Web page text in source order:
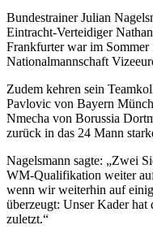
Bundestrainer Julian
Eintracht-Verteidiger
Frankfurter war im
Nationalmannschaft
Zudem kehren sein
Pavlovic von Bayern
Nmecha von Borussia
zurück in das 24 Mann
Nagelsmann sagte: „Zwei
WM-Qualifikation weiter
wenn wir weiterhin auf
überzeugt: Unser Kader hat
zuletzt.“